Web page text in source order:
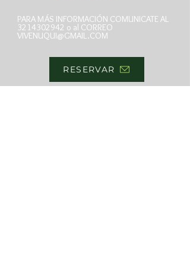
PARA MÁS INFORMACIÓN COMUNICATE AL
3214302942 o al CORREO
VIVENUQUI@GMAIL.COM
RESERVAR